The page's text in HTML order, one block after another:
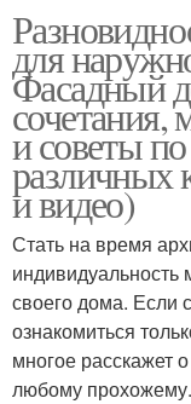
для
Фасадный
сочетания,
и советы
различных
и видео)
Стать на время
своего дома. Если
ознакомиться
многое расскажет
любому прохожему.